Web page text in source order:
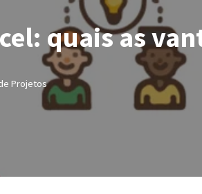
quais as
Projetos